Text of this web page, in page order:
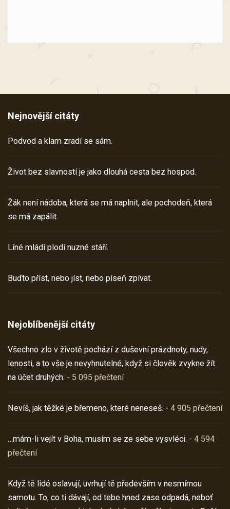
Nejnovější citáty
Podvod a klam zradí se sám.
Život bez slavností je jako dlouhá cesta bez hospod.
Žák není nádoba, která se má naplnit, ale pochodeň, která
se má zapálit.
Líné mládí plodí nuzné stáří.
Buďto příst, nebo jíst, nebo píseň zpívat.
Nejoblíbenější citáty
Všechno zlo v životě pochází z duševní prázdnoty, nudy,
lenosti, a to vše je nevyhnutelné, když si člověk zvykne žít
na účet druhých. - 5 095 přečtení
Nevíš, jak těžké je břemeno, které neneseš. - 4 905 přečtení
…mám-li vejít v Boha, musím se ze sebe vysvléci. - 4 594
přečtení
Když tě lidé oslavují, uvrhují tě především v nesmírnou
samotu. To, co ti dávají, od tebe hned zase odpadá, neboť